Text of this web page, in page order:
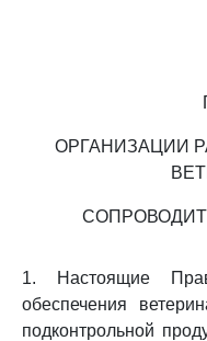
ОРГАНИЗАЦИИ
1. Настоящие
обеспечения
подконтрольной